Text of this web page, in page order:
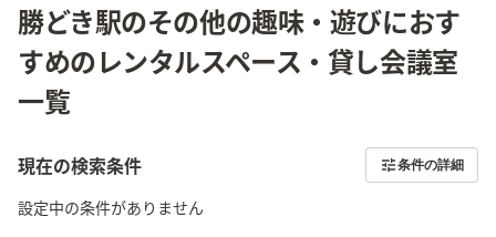
勝どき駅のその他の趣味・遊びにおす
すめのレンタルスペース・貸し会議室
一覧
現在の検索条件 条件の詳細
設定中の条件がありません